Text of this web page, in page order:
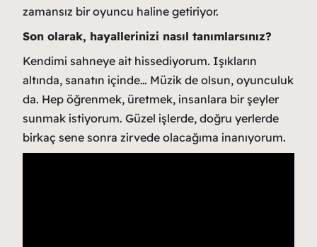
zamansız bir oyuncu haline getiriyor.
Son olarak, hayallerinizi nasıl tanımlarsınız?
Kendimi sahneye ait hissediyorum. Işıkların
altında, sanatın içinde… Müzik de olsun, oyunculuk
da. Hep öğrenmek, üretmek, insanlara bir şeyler
sunmak istiyorum. Güzel işlerde, doğru yerlerde
birkaç sene sonra zirvede olacağıma inanıyorum.